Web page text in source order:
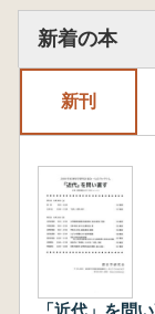
新着の本
新刊
「近代」を問